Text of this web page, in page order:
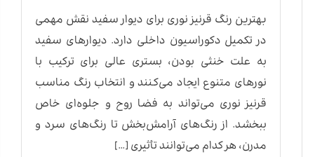
بهترین رنگ قرنیز نوری برای دیوار سفید نقش مهمی
در تکمیل دکوراسیون داخلی دارد. دیوارهای سفید
به علت خنثی بودن، بستری عالی برای ترکیب با
نورهای متنوع ایجاد می‌کنند و انتخاب رنگ مناسب
قرنیز نوری می‌تواند به فضا روح و جلوه‌ای خاص
ببخشد. از رنگ‌های آرامش‌بخش تا رنگ‌های سرد و
مدرن، هر کدام می‌توانند تأثیری […]